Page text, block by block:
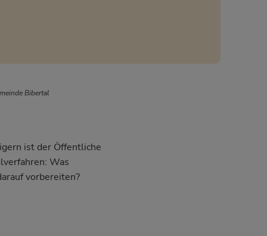
Bibertal
ist der Öffentliche
Was
vorbereiten?